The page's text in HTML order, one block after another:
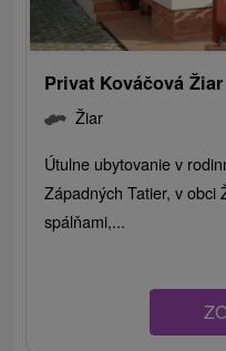
Privat Kováčová Žiar
Žiar
Útulne ubytovanie v
Západných Tatier, v obci
spálňami,...